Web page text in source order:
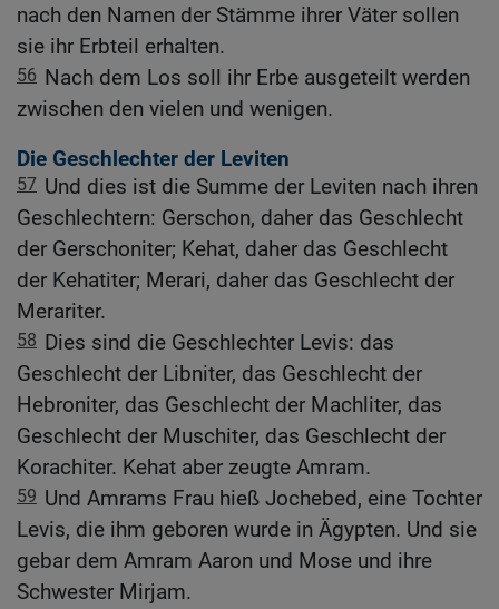
nach den Namen der Stämme ihrer Väter sollen
sie ihr Erbteil erhalten.
56 Nach dem Los soll ihr Erbe ausgeteilt werden
zwischen den vielen und wenigen.
Die Geschlechter der Leviten
57 Und dies ist die Summe der Leviten nach ihren
Geschlechtern: Gerschon, daher das Geschlecht
der Gerschoniter; Kehat, daher das Geschlecht
der Kehatiter; Merari, daher das Geschlecht der
Merariter.
58 Dies sind die Geschlechter Levis: das
Geschlecht der Libniter, das Geschlecht der
Hebroniter, das Geschlecht der Machliter, das
Geschlecht der Muschiter, das Geschlecht der
Korachiter. Kehat aber zeugte Amram.
59 Und Amrams Frau hieß Jochebed, eine Tochter
Levis, die ihm geboren wurde in Ägypten. Und sie
gebar dem Amram Aaron und Mose und ihre
Schwester Mirjam.